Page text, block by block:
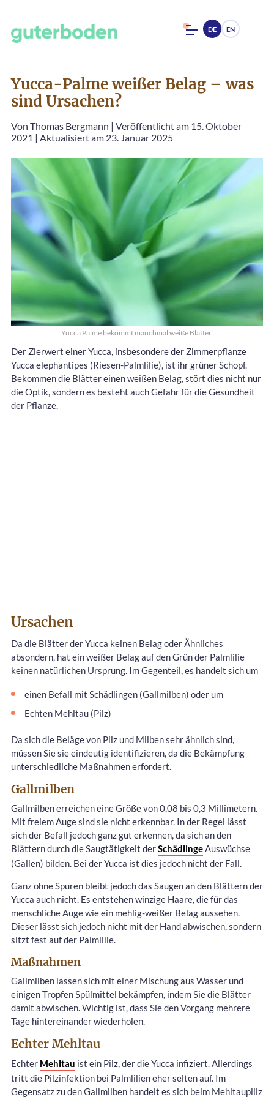
DE EN
Yucca-Palme weißer Belag – was
sind Ursachen?
Von Thomas Bergmann | Veröffentlicht am 15. Oktober
2021 | Aktualisiert am 23. Januar 2025
Yucca Palme bekommt manchmal weiße Blätter.
Der Zierwert einer Yucca, insbesondere der Zimmerpflanze
Yucca elephantipes (Riesen-Palmlilie), ist ihr grüner Schopf.
Bekommen die Blätter einen weißen Belag, stört dies nicht nur
die Optik, sondern es besteht auch Gefahr für die Gesundheit
der Pflanze.
Ursachen
Da die Blätter der Yucca keinen Belag oder Ähnliches
absondern, hat ein weißer Belag auf den Grün der Palmlilie
keinen natürlichen Ursprung. Im Gegenteil, es handelt sich um
einen Befall mit Schädlingen (Gallmilben) oder um
Echten Mehltau (Pilz)
Da sich die Beläge von Pilz und Milben sehr ähnlich sind,
müssen Sie sie eindeutig identifizieren, da die Bekämpfung
unterschiedliche Maßnahmen erfordert.
Gallmilben
Gallmilben erreichen eine Größe von 0,08 bis 0,3 Millimetern.
Mit freiem Auge sind sie nicht erkennbar. In der Regel lässt
sich der Befall jedoch ganz gut erkennen, da sich an den
Blättern durch die Saugtätigkeit derSchädlingeAuswüchse
(Gallen) bilden. Bei der Yucca ist dies jedoch nicht der Fall.
Ganz ohne Spuren bleibt jedoch das Saugen an den Blättern der
Yucca auch nicht. Es entstehen winzige Haare, die für das
menschliche Auge wie ein mehlig-weißer Belag aussehen.
Dieser lässt sich jedoch nicht mit der Hand abwischen, sondern
sitzt fest auf der Palmlilie.
Maßnahmen
Gallmilben lassen sich mit einer Mischung aus Wasser und
einigen Tropfen Spülmittel bekämpfen, indem Sie die Blätter
damit abwischen. Wichtig ist, dass Sie den Vorgang mehrere
Tage hintereinander wiederholen.
Echter Mehltau
Echter Mehltau ist ein Pilz, der die Yucca infiziert. Allerdings
tritt die Pilzinfektion bei Palmlilien eher selten auf. Im
Gegensatz zu den Gallmilben handelt es sich beim Mehltauplilz